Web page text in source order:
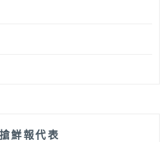
鮮報代表